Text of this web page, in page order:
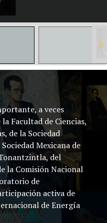
a veces
Facultad de Ciencias,
de la Sociedad
Mexicana de
del
la Comisión Nacional
de
activa de
de Energía